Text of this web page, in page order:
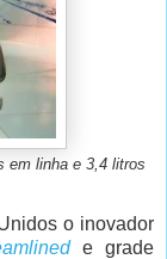
em linha e 3,4 litros
o inovador
e grade